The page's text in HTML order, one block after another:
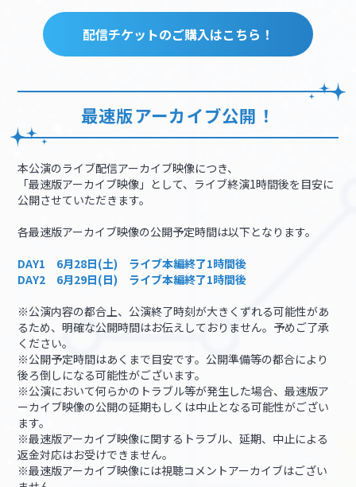
配信チケットのご購入はこちら！
最速版アーカイブ公開！
本公演のライブ配信アーカイブ映像につき、
「最速版アーカイブ映像」として、ライブ終演1時間後を目安に
公開させていただきます。
各最速版アーカイブ映像の公開予定時間は以下となります。
DAY1 6月28日(土) ライブ本編終了1時間後
DAY2 6月29日(日) ライブ本編終了1時間後
※公演内容の都合上、公演終了時刻が大きくずれる可能性があ
るため、明確な公開時間はお伝えしておりません。予めご了承
ください。
※公開予定時間はあくまで目安です。公開準備等の都合により
後ろ倒しになる可能性がございます。
※公演において何らかのトラブル等が発生した場合、最速版ア
ーカイブ映像の公開の延期もしくは中止となる可能性がござい
ます。
※最速版アーカイブ映像に関するトラブル、延期、中止による
返金対応はお受けできません。
※最速版アーカイブ映像には視聴コメントアーカイブはござい